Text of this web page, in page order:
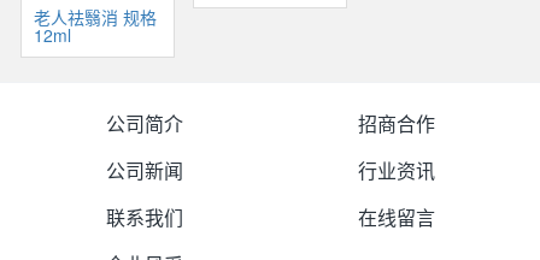
老人祛翳消 规格
12ml
公司简介
招商合作
公司新闻
行业资讯
联系我们
在线留言